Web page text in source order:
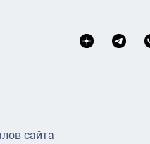
сайта